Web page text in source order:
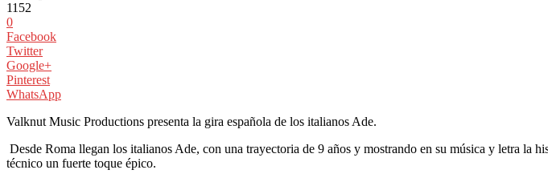
1152
0
Facebook
Twitter
Google+
Pinterest
WhatsApp
Valknut Music Productions presenta la gira española de los italianos Ade.
Desde Roma llegan los italianos Ade, con una trayectoria de 9 años y mostrando en su música y letra la
técnico un fuerte toque épico.